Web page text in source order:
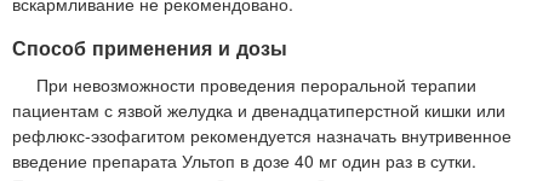
Способ применения и дозы
При невозможности проведения пероральной терапии
пациентам с язвой желудка и двенадцатиперстной кишки или
рефлюкс-эзофагитом рекомендуется назначать внутривенное
введение препарата Ультоп в дозе 40 мг один раз в сутки.